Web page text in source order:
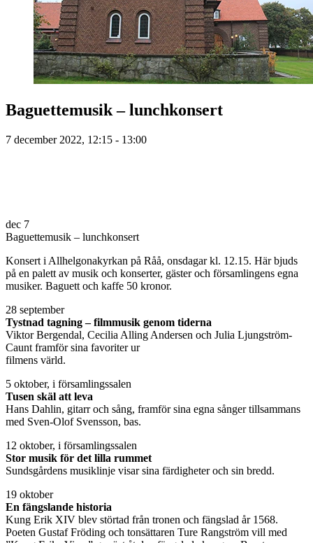
Baguettemusik – lunchkonsert
7 december 2022, 12:15 - 13:00
dec 7
Baguettemusik – lunchkonsert
Konsert i Allhelgonakyrkan på Råå, onsdagar kl. 12.15. Här bjuds
på en palett av musik och konserter, gäster och församlingens egna
musiker. Baguett och kaffe 50 kronor.
28 september
Tystnad tagning – filmmusik genom tiderna
Viktor Bergendal, Cecilia Alling Andersen och Julia Ljungström-
Caunt framför sina favoriter ur
filmens värld.
5 oktober, i församlingssalen
Tusen skäl att leva
Hans Dahlin, gitarr och sång, framför sina egna sånger tillsammans
med Sven-Olof Svensson, bas.
12 oktober, i församlingssalen
Stor musik för det lilla rummet
Sundsgårdens musiklinje visar sina färdigheter och sin bredd.
19 oktober
En fängslande historia
Kung Erik XIV blev störtad från tronen och fängslad år 1568.
Poeten Gustaf Fröding och tonsättaren Ture Rangström vill med